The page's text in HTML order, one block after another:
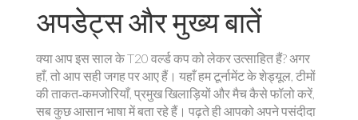
अपडेट्स और मुख्य बातें
क्या आप इस साल के T20 वर्ल्ड कप को लेकर उत्साहित हैं? अगर
हाँ, तो आप सही जगह पर आए हैं। यहाँ हम टूर्नामेंट के शेड्यूल, टीमों
की ताकत‑कमजोरियाँ, प्रमुख खिलाड़ियों और मैच कैसे फॉलो करें,
सब कुछ आसान भाषा में बता रहे हैं। पढ़ते ही आपको अपने पसंदीदा